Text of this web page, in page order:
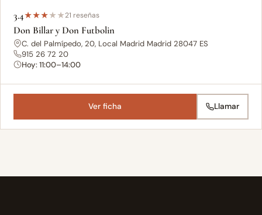
3.4★★★★★21 reseñas
Don Billar y Don Futbolin
C. del Palmípedo, 20, Local Madrid Madrid 28047 ES
915 26 72 20
Hoy: 11:00–14:00
Ver ficha Llamar